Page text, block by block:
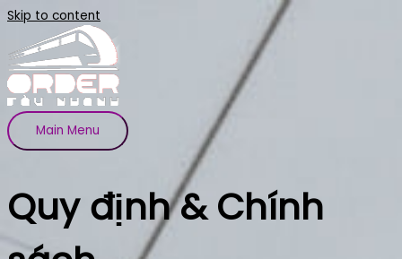
Skip to content
Main Menu
Quy định & Chính